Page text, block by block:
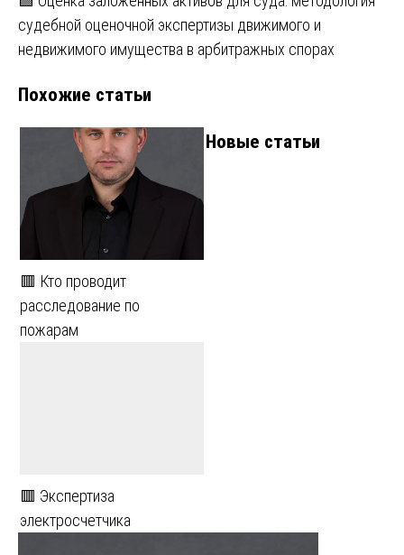
судебной оценочной экспертизы движимого и
недвижимого имущества в арбитражных спорах
Похожие статьи
🟥 Кто проводит
расследование по
пожарам
🟥 Экспертиза
электросчетчика
Новые статьи